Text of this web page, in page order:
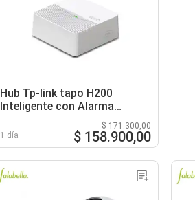
Hub Tp-link tapo H200
Inteligente con Alarma
1 día
$ 171.300,00
$ 158.900,00